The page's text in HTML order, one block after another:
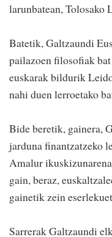
larunbatean, Tolosako
Batetik, Galtzaundi
pailazoen filosofiak
euskarak bildurik
nahi duen lerroetako
Bide beretik, gainera,
jarduna finantzatzeko
Amalur
gain, beraz,
gainetik zein
Sarrerak Galtzaundi